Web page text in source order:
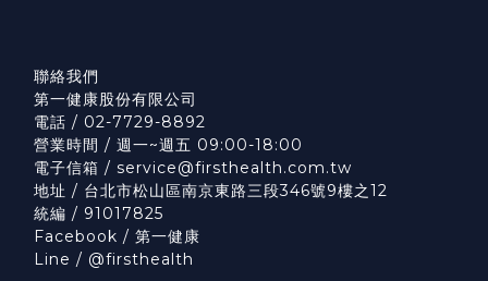
聯絡我們
第一健康股份有限公司
電話 / 02-7729-8892
營業時間 / 週一~週五 09:00-18:00
電子信箱 / service@firsthealth.com.tw
地址 / 台北市松山區南京東路三段346號9樓之12
統編 / 91017825
Facebook / 第一健康
Line / @firsthealth